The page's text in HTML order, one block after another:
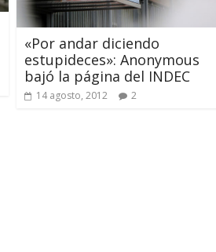
«Por andar diciendo
estupideces»: Anonymous
bajó la página del INDEC
14 agosto, 2012 2